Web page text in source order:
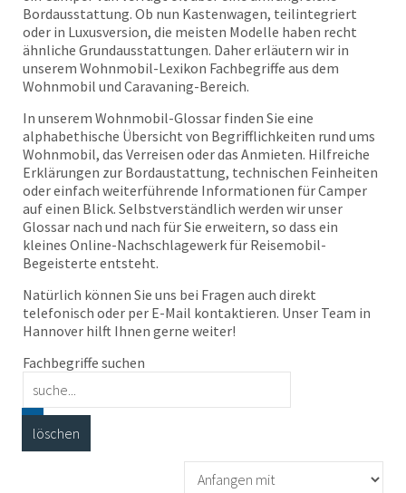
Bordausstattung. Ob nun Kastenwagen, teilintegriert
oder in Luxusversion, die meisten Modelle haben recht
ähnliche Grundausstattungen. Daher erläutern wir in
unserem Wohnmobil-Lexikon Fachbegriffe aus dem
Wohnmobil und Caravaning-Bereich.
In unserem Wohnmobil-Glossar finden Sie eine
alphabethische Übersicht von Begrifflichkeiten rund ums
Wohnmobil, das Verreisen oder das Anmieten. Hilfreiche
Erklärungen zur Bordaustattung, technischen Feinheiten
oder einfach weiterführende Informationen für Camper
auf einen Blick. Selbstverständlich werden wir unser
Glossar nach und nach für Sie erweitern, so dass ein
kleines Online-Nachschlagewerk für Reisemobil-
Begeisterte entsteht.
Natürlich können Sie uns bei Fragen auch direkt
telefonisch oder per E-Mail kontaktieren. Unser Team in
Hannover hilft Ihnen gerne weiter!
Fachbegriffe suchen